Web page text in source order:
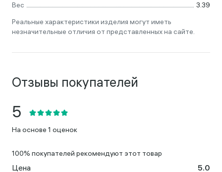
Вес
3.39
Реальные характеристики изделия могут иметь
незначительные отличия от представленных на сайте.
Отзывы покупателей
На основе 1 оценок
100% покупателей рекомендуют этот товар
Цена